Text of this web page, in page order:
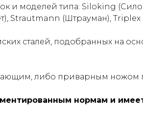
и моделей типа: Siloking
Strautmann (Штрауман),
сталей, подобранных на
либо приварным ножом
нормам и